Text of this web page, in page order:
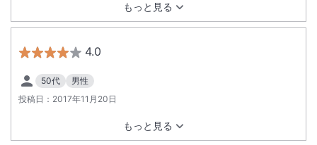
もっと見る
4.0
50代
男性
投稿日： 2017年11月20日
もっと見る